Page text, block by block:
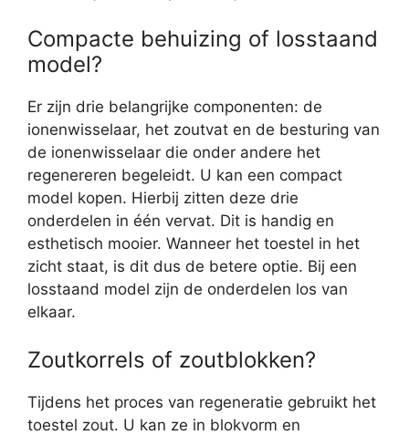
Compacte behuizing of losstaand
model?
Er zijn drie belangrijke componenten: de
ionenwisselaar, het zoutvat en de besturing van
de ionenwisselaar die onder andere het
regenereren begeleidt. U kan een compact
model kopen. Hierbij zitten deze drie
onderdelen in één vervat. Dit is handig en
esthetisch mooier. Wanneer het toestel in het
zicht staat, is dit dus de betere optie. Bij een
losstaand model zijn de onderdelen los van
elkaar.
Zoutkorrels of zoutblokken?
Tijdens het proces van regeneratie gebruikt het
toestel zout. U kan ze in blokvorm en